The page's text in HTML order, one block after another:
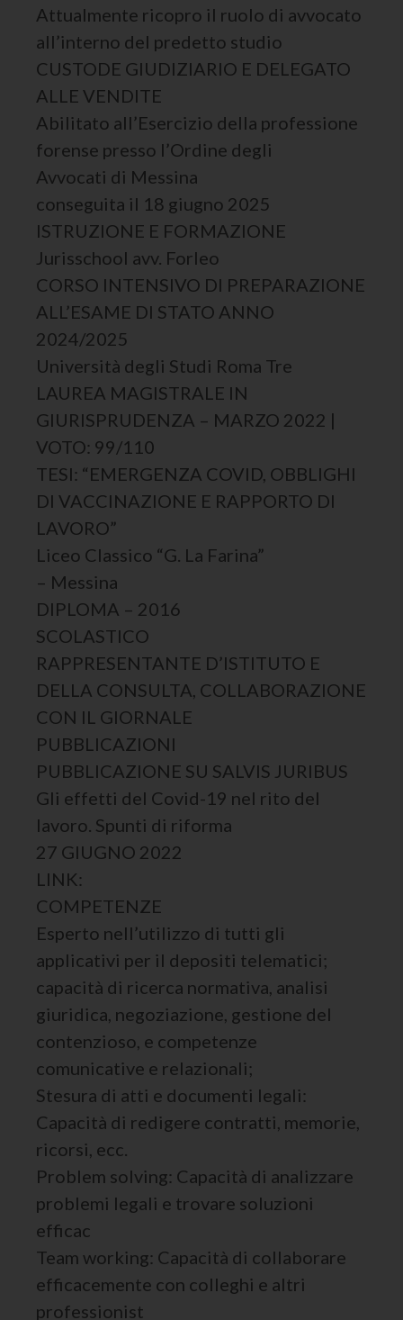
Attualmente ricopro il ruolo di avvocato
all’interno del predetto studio
CUSTODE GIUDIZIARIO E DELEGATO
ALLE VENDITE
Abilitato all’Esercizio della professione
forense presso l’Ordine degli
Avvocati di Messina
conseguita il 18 giugno 2025
ISTRUZIONE E FORMAZIONE
Jurisschool avv. Forleo
CORSO INTENSIVO DI PREPARAZIONE
ALL’ESAME DI STATO ANNO
2024/2025
Università degli Studi Roma Tre
LAUREA MAGISTRALE IN
GIURISPRUDENZA – MARZO 2022 |
VOTO: 99/110
TESI: “EMERGENZA COVID, OBBLIGHI
DI VACCINAZIONE E RAPPORTO DI
LAVORO”
Liceo Classico “G. La Farina”
– Messina
DIPLOMA – 2016
SCOLASTICO
RAPPRESENTANTE D’ISTITUTO E
DELLA CONSULTA, COLLABORAZIONE
CON IL GIORNALE
PUBBLICAZIONI
PUBBLICAZIONE SU SALVIS JURIBUS
Gli effetti del Covid-19 nel rito del
lavoro. Spunti di riforma
27 GIUGNO 2022
LINK:
COMPETENZE
Esperto nell’utilizzo di tutti gli
applicativi per il depositi telematici;
capacità di ricerca normativa, analisi
giuridica, negoziazione, gestione del
contenzioso, e competenze
comunicative e relazionali;
Stesura di atti e documenti legali:
Capacità di redigere contratti, memorie,
ricorsi, ecc.
Problem solving: Capacità di analizzare
problemi legali e trovare soluzioni
efficac
Team working: Capacità di collaborare
efficacemente con colleghi e altri
professionist